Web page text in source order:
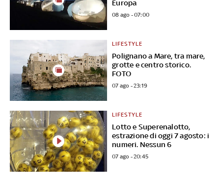
Europa
08 ago - 07:00
Polignano a Mare, tra mare,
grotte e centro storico.
FOTO
LIFESTYLE
07 ago - 23:19
Lotto e Superenalotto,
estrazione di oggi 7 agosto: i
numeri. Nessun 6
LIFESTYLE
07 ago - 20:45